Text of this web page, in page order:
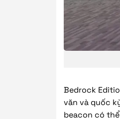
Bedrock
văn và quốc
beacon có